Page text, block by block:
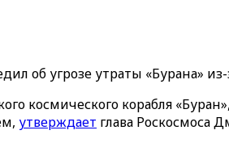
об угрозе утраты «Бурана»
космического корабля
утверждает глава Роскосмоса